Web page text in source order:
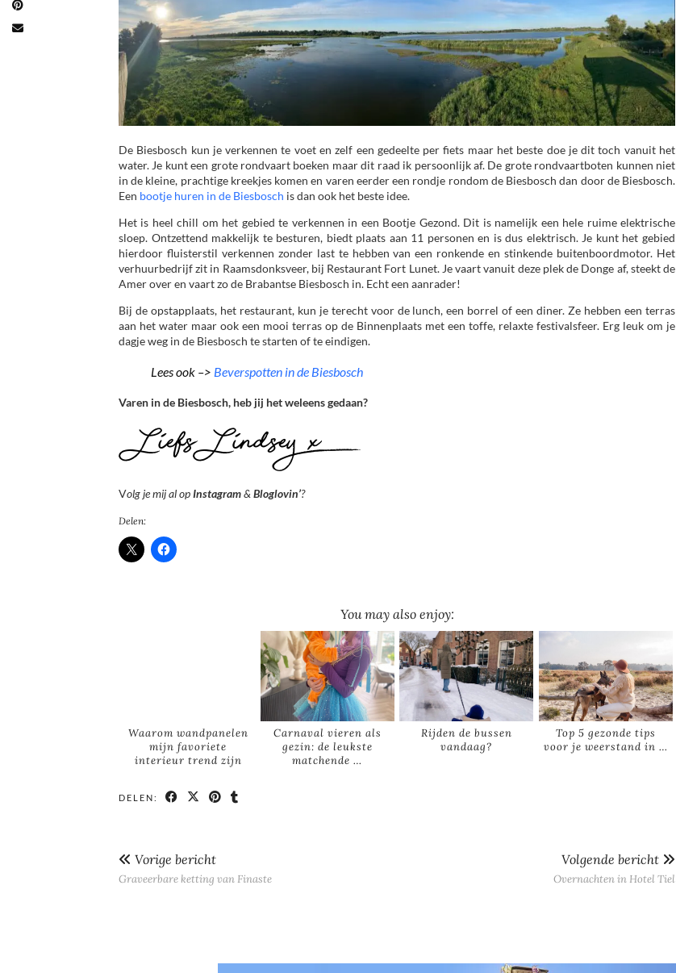
De Biesbosch kun je verkennen te voet en zelf een gedeelte per fiets maar het beste doe je dit toch vanuit het
water. Je kunt een grote rondvaart boeken maar dit raad ik persoonlijk af. De grote rondvaartboten kunnen niet
in de kleine, prachtige kreekjes komen en varen eerder een rondje rondom de Biesbosch dan door de Biesbosch.
Een bootje huren in de Biesbosch is dan ook het beste idee.
Het is heel chill om het gebied te verkennen in een Bootje Gezond. Dit is namelijk een hele ruime elektrische
sloep. Ontzettend makkelijk te besturen, biedt plaats aan 11 personen en is dus elektrisch. Je kunt het gebied
hierdoor fluisterstil verkennen zonder last te hebben van een ronkende en stinkende buitenboordmotor. Het
verhuurbedrijf zit in Raamsdonksveer, bij Restaurant Fort Lunet. Je vaart vanuit deze plek de Donge af, steekt de
Amer over en vaart zo de Brabantse Biesbosch in. Echt een aanrader!
Bij de opstapplaats, het restaurant, kun je terecht voor de lunch, een borrel of een diner. Ze hebben een terras
aan het water maar ook een mooi terras op de Binnenplaats met een toffe, relaxte festivalsfeer. Erg leuk om je
dagje weg in de Biesbosch te starten of te eindigen.
Lees ook –> Beverspotten in de Biesbosch
Varen in de Biesbosch, heb jij het weleens gedaan?
Volg je mij al opInstagram& Bloglovin’?
Delen:
You may also enjoy:
Waarom wandpanelen
mijn favoriete
interieur trend zijn
Carnaval vieren als
gezin: de leukste
matchende …
Rijden de bussen
vandaag?
Top 5 gezonde tips
voor je weerstand in …
DELEN:
Vorige bericht
Graveerbare ketting van Finaste
Volgende bericht
Overnachten in Hotel Tiel